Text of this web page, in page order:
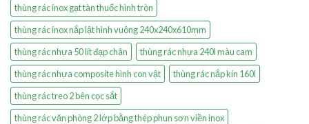
thùng rác inox gạt tàn thuốc hình tròn
thùng rác inox nắp lật hình vuông 240x240x610mm
thùng rác nhựa 50 lít đạp chân
thùng rác nhựa 240l màu cam
thùng rác nhựa composite hình con vật
thùng rác nắp kín 160l
thùng rác treo 2 bên cọc sắt
thùng rác văn phòng 2 lớp bằng thép phun sơn viền inox